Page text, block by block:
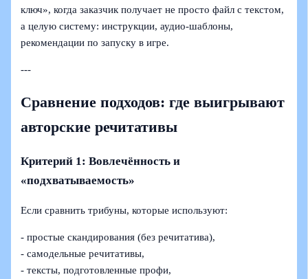
ключ», когда заказчик получает не просто файл с текстом,
а целую систему: инструкции, аудио-шаблоны,
рекомендации по запуску в игре.
---
Сравнение подходов: где выигрывают
авторские речитативы
Критерий 1: Вовлечённость и
«подхватываемость»
Если сравнить трибуны, которые используют:
- простые скандирования (без речитатива),
- самодельные речитативы,
- тексты, подготовленные профи,